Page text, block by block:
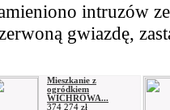
intruzów
gwiazdę,
Mieszkanie z
ogródkiem
WICHROWA...
374 274 zł